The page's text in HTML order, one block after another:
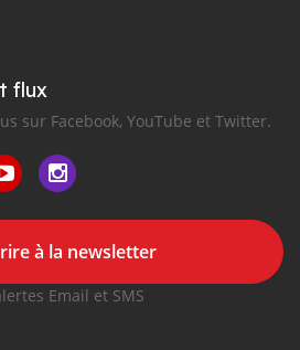
flux
sur Facebook, YouTube et Twitter.
à la newsletter
Email et SMS